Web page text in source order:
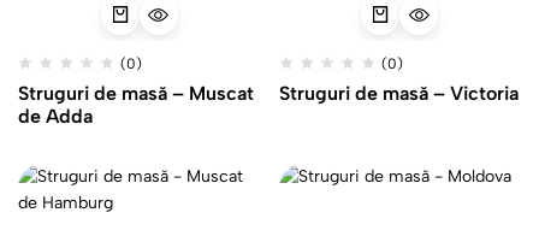
(0)
Struguri de masă – Muscat
de Adda
(0)
Struguri de masă – Victoria